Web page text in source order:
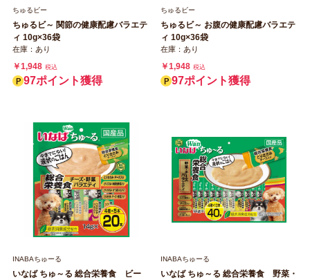
ちゅるビー
ちゅるビ～ 関節の健康配慮バラエテ
ィ 10g×36袋
在庫：あり
￥1,948 税込
97ポイント獲得
ちゅるビー
ちゅるビ～ お腹の健康配慮バラエテ
ィ 10g×36袋
在庫：あり
￥1,948 税込
97ポイント獲得
INABAちゅーる
いなば ちゅ～る 総合栄養食 ビー
INABAちゅーる
いなば ちゅ～る 総合栄養食 野菜・